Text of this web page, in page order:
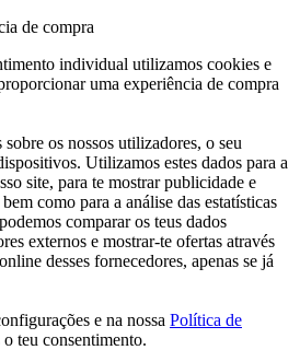
de compra
individual utilizamos cookies e
uma experiência de compra
os nossos utilizadores, o seu
Utilizamos estes dados para a
site, para te mostrar publicidade e
como para a análise das estatísticas
comparar os teus dados
externos e mostrar-te ofertas através
desses fornecedores, apenas se já
e na nossa Política de
o teu consentimento.